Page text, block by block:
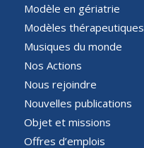
Modèle en gériatrie
Modèles thérapeutiques
Musiques du monde
Nos Actions
Nous rejoindre
Nouvelles publications
Objet et missions
Offres d’emplois